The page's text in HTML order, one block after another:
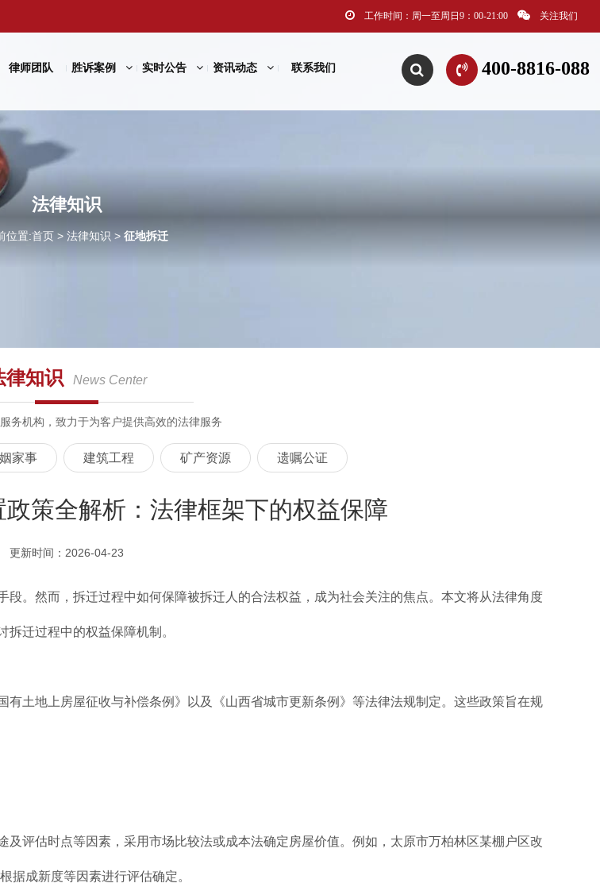
工作时间：周一至周日9：00-21:00 关注我们
400-8816-088
律师团队 胜诉案例 实时公告 资讯动态 联系我们
法律知识
位置:首页 >法律知识 >征地拆迁
律知识 News Center
务机构，致力于为客户提供高效的法律服务
家事 建筑工程 矿产资源 遗嘱公证
策全解析：法律框架下的权益保障
更新时间：2026-04-23
。然而，拆迁过程中如何保障被拆迁人的合法权益，成为社会关注的焦点。本文将从法律角度
迁过程中的权益保障机制。
土地上房屋征收与补偿条例》以及《山西省城市更新条例》等法律法规制定。这些政策旨在规
评估时点等因素，采用市场比较法或成本法确定房屋价值。例如，太原市万柏林区某棚户区改
据成新度等因素进行评估确定。